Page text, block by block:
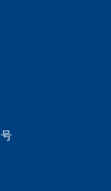
号